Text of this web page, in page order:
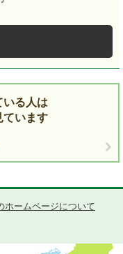
いる人は
ています
ホームページについて